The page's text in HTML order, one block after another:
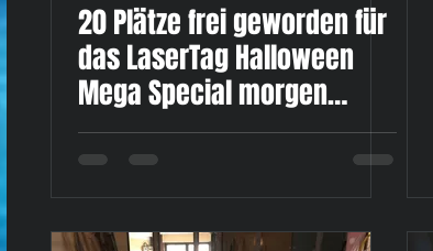
20 Plätze frei geworden für
das LaserTag Halloween
Mega Special morgen
Mittwoch, 31.10., von 20-23
U